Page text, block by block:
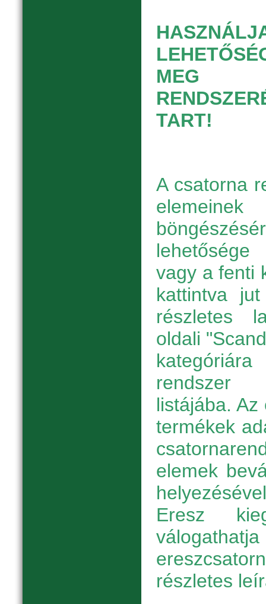
MEG
TART!
A csatorna
elemeinek
vagy a fenti
kattintva
részletes
oldali
rendszer
listájába.
termékek
elemek
Eresz
részletes